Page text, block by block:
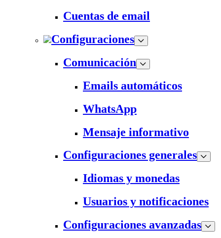
Cuentas de email
Configuraciones
Comunicación
Emails automáticos
WhatsApp
Mensaje informativo
Configuraciones generales
Idiomas y monedas
Usuarios y notificaciones
Configuraciones avanzadas